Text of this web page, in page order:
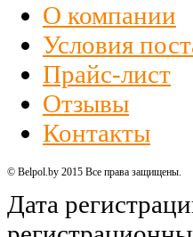
О компании
Условия
Прайс-лист
Отзывы
Контакты
© Belpol.by 2015 Все права защищены.
Дата